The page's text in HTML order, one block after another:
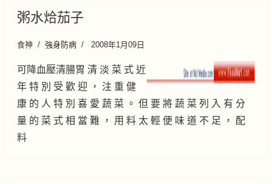
粥水烚茄子
食神 強身防病 2008年1月09日
可降血壓清腸胃 清 淡 菜 式 近
年 特 別 受 歡 迎 ， 注 重 健
康 的 人 特 別 喜 愛 蔬 菜 。 但 要 將 蔬 菜 列 入 有 分
量 的 菜 式 相 當 難 ， 用 料 太 輕 便 味 道 不 足 ， 配
料